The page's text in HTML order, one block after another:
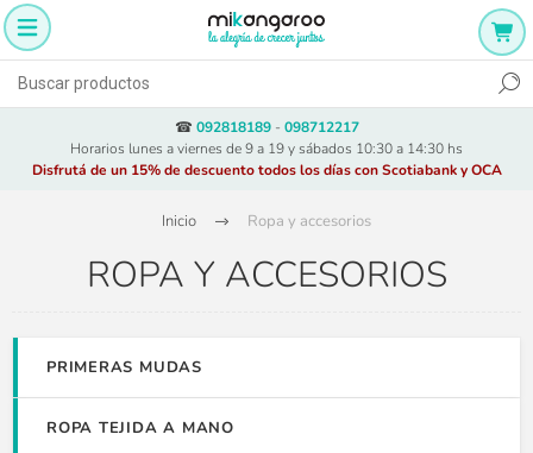
☎ 092818189- 098712217
Horarios lunes a viernes de 9 a 19 y sábados 10:30 a 14:30 hs
Disfrutá de un 15% de descuento todos los días con Scotiabank y OCA
Inicio Ropa y accesorios
ROPA Y ACCESORIOS
PRIMERAS MUDAS
ROPA TEJIDA A MANO